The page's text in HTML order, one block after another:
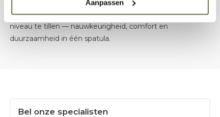
Aanpassen
Landmann Pure RVS Visspatel
juiste tool in handen om je BBQ‑skills naar een hoger
niveau te tillen — nauwkeurigheid, comfort en
duurzaamheid in één spatula.
Bel onze specialisten